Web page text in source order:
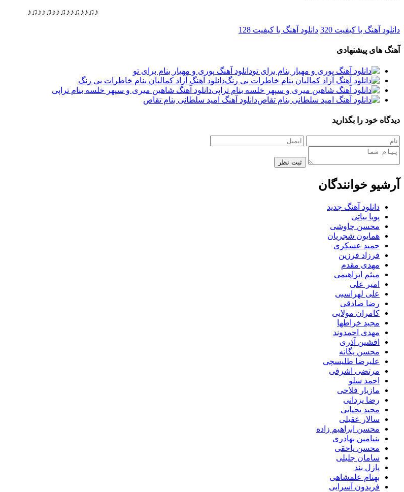
♪♫♪♪♫♪♪♫♪♪♫♪♪♫♪
دانلود آهنگ با کیفیت 320 دانلود آهنگ با کیفیت 128
آهنگ های پیشنهادی
دانلود آهنگ پوری و مهیار بنام برای تو
دانلود آهنگ آزاد کمالیان بنام خاطرات بی رنگ
دانلود آهنگ شاهین میری و سپهر خلسه بنام تراپی
دانلود آهنگ امید سلطانی بنام تقاص
دیدگاه خود را بگذارید
ثبت نظر
آرشیو خوانندگان
دانلود آهنگ جدید
پویا بیاتی
محسن چاوشی
همایون شجریان
حمید عسکری
فرزاد فرزین
مهدی مقدم
میثم ابراهیمی
امیر علی
علی لهراسبی
رضا صادقی
کامران مولایی
مجید خراطها
مهدی احمدوند
افشین آذری
محسن یگانه
علیرضا طلیسچی
مرتضی اشرفی
احمد سلو
مازیار فلاحی
رضا یزدانی
مجید یحیایی
سالار عقیلی
محسن ابراهیم زاده
بنیامین بهادری
محسن یاحقی
سامان جلیلی
پازل بند
بهنام علمشاهی
فریدون آسرایی